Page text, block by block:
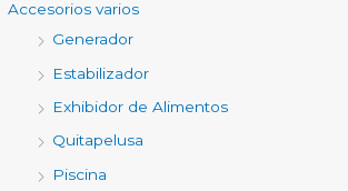
Accesorios varios
Generador
Estabilizador
Exhibidor de Alimentos
Quitapelusa
Piscina